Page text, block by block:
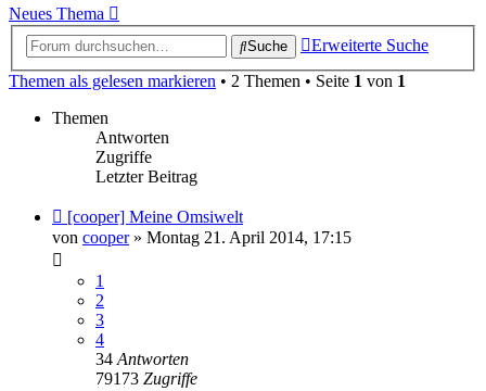
Neues Thema
Suche
Erweiterte Suche
Themen als gelesen markieren • 2 Themen • Seite 1 von 1
Themen
Antworten
Zugriffe
Letzter Beitrag
[cooper] Meine Omsiwelt
von cooper» Montag 21. April 2014, 17:15
1
2
3
4
34Antworten
79173 Zugriffe